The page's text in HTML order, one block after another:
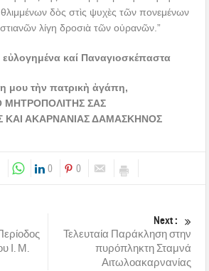
δὸς στὶς ψυχὲς τῶν πονεμένων
λίγη δροσιὰ τῶν οὐρανῶν.”
καί Παναγιοσκέπαστα
μου τὴν πατρικὴ ἀγάπη,
ΜΗΤΡΟΠΟΛΙΤΗΣ ΣΑΣ
ΚΑΙ ΑΚΑΡΝΑΝΙΑΣ ΔΑΜΑΣΚΗΝΟΣ
0 0
Ι. Μ.
Next :
Τελευταία Παράκληση στην
πυρόπληκτη Σταμνά
Αιτωλοακαρνανίας